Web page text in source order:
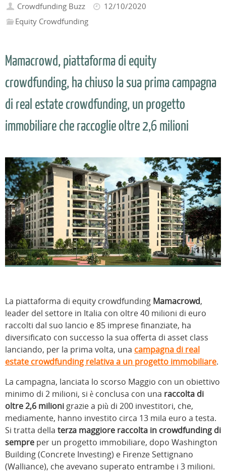
Crowdfunding Buzz
12/10/2020
Equity Crowdfunding
Mamacrowd, piattaforma di equity
crowdfunding, ha chiuso la sua prima campagna
di real estate crowdfunding, un progetto
immobiliare che raccoglie oltre 2,6 milioni
La piattaforma di equity crowdfunding Mamacrowd,
leader del settore in Italia con oltre 40 milioni di euro
raccolti dal suo lancio e 85 imprese finanziate, ha
diversificato con successo la sua offerta di asset class
lanciando, per la prima volta, una campagna di real
estate crowdfunding relativa a un progetto immobiliare.
La campagna, lanciata lo scorso Maggio con un obiettivo
minimo di 2 milioni, si è conclusa con una raccolta di
oltre 2,6 milioni grazie a più di 200 investitori, che,
mediamente, hanno investito circa 13 mila euro a testa.
Si tratta della terza maggiore raccolta in crowdfunding di
sempre per un progetto immobiliare, dopo Washington
Building (Concrete Investing) e Firenze Settignano
(Walliance), che avevano superato entrambe i 3 milioni.